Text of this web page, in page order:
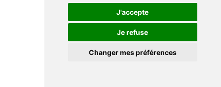
J'accepte
Je refuse
Changer mes préférences